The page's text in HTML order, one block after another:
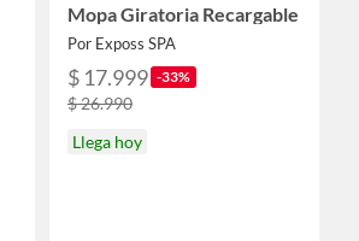
Mopa Giratoria Recargable
Por Exposs SPA
$ 17.999 -33%
$ 26.990
Llega hoy